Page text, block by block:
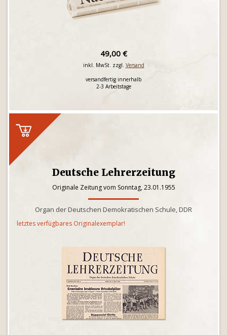
49,00 €
inkl. MwSt. zzgl. Versand
versandfertig innerhalb
2-3 Arbeitstage
Deutsche Lehrerzeitung
Originale Zeitung vom Sonntag, 23.01.1955
Organ der Deutschen Demokratischen Schule, DDR
letztes verfügbares Originalexemplar!